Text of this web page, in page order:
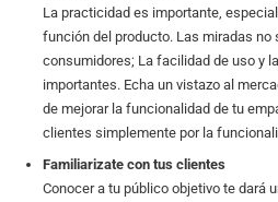
La practicidad es importante,
función del producto. Las miradas no
consumidores; La facilidad de uso y
importantes. Echa un vistazo al
de mejorar la funcionalidad de tu
clientes simplemente por la
Familiarizate con tus clientes
Conocer a tu público objetivo te dará